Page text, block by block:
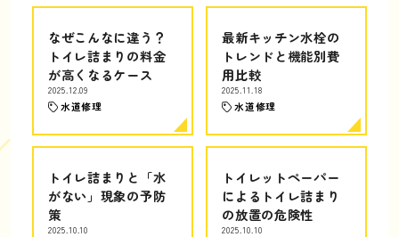
なぜこんなに違う？
トイレ詰まりの料金
が高くなるケース
2025.12.09
水道修理
最新キッチン水栓の
トレンドと機能別費
用比較
2025.11.18
水道修理
トイレ詰まりと「水
がない」現象の予防
策
2025.10.10
トイレットペーパー
によるトイレ詰まり
の放置の危険性
2025.10.10